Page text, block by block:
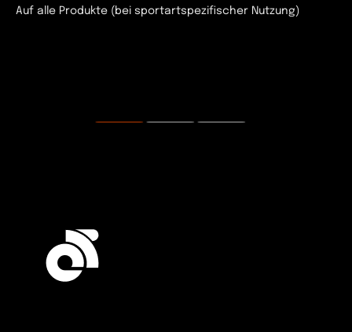
Auf alle Produkte (bei sportartspezifischer Nutzung)